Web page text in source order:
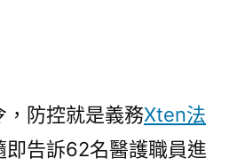
防控就是義務Xten法
即告訴62名醫護職員進